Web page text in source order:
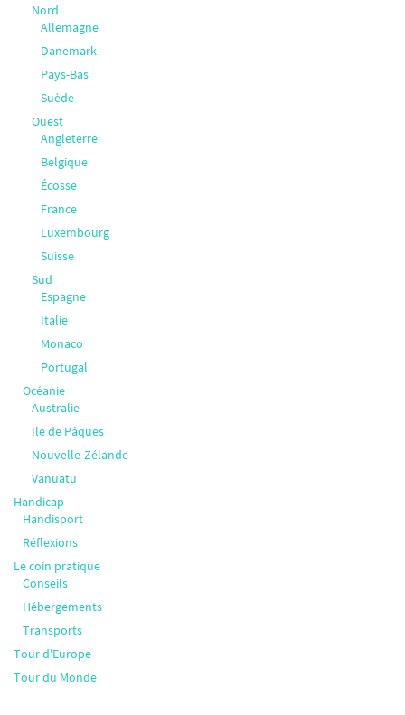
Nord
Allemagne
Danemark
Pays-Bas
Suède
Ouest
Angleterre
Belgique
Écosse
France
Luxembourg
Suisse
Sud
Espagne
Italie
Monaco
Portugal
Océanie
Australie
Ile de Pâques
Nouvelle-Zélande
Vanuatu
Handicap
Handisport
Réflexions
Le coin pratique
Conseils
Hébergements
Transports
Tour d'Europe
Tour du Monde